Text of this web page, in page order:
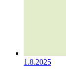
1.8.2025